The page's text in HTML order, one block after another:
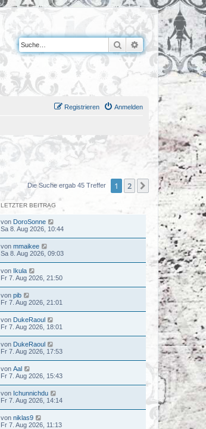
Suche Erweiterte Suche
Anmelden
Registrieren
Die Suche ergab 45 Treffer 1 2 Nächste
LETZTER BEITRAG
von DoroSonne
Sa 8. Aug 2026, 10:44
von mmaikee
Sa 8. Aug 2026, 09:03
von Ikula
Fr 7. Aug 2026, 21:50
von pib
Fr 7. Aug 2026, 21:01
von DukeRaoul
Fr 7. Aug 2026, 18:01
von DukeRaoul
Fr 7. Aug 2026, 17:53
von Aal
Fr 7. Aug 2026, 15:43
von Ichunnichdu
Fr 7. Aug 2026, 14:14
von niklas9
Fr 7. Aug 2026, 11:13